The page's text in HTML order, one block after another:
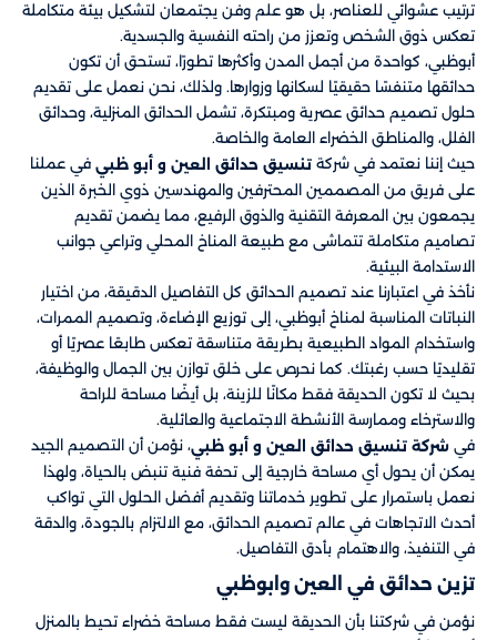
ترتيب عشوائي للعناصر، بل هو علم وفن يجتمعان لتشكيل بيئة متكاملة
تعكس ذوق الشخص وتعزز من راحته النفسية والجسدية.
أبوظبي، كواحدة من أجمل المدن وأكثرها تطورًا، تستحق أن تكون
حدائقها متنفسًا حقيقيًا لسكانها وزوارها. ولذلك، نحن نعمل على تقديم
حلول تصميم حدائق عصرية ومبتكرة، تشمل الحدائق المنزلية، وحدائق
الفلل، والمناطق الخضراء العامة والخاصة.
حيث إننا نعتمد في شركة تنسيق حدائق العين و أبو ظبي ​​ في عملنا
على فريق من المصممين المحترفين والمهندسين ذوي الخبرة الذين
يجمعون بين المعرفة التقنية والذوق الرفيع، مما يضمن تقديم
تصاميم متكاملة تتماشى مع طبيعة المناخ المحلي وتراعي جوانب
الاستدامة البيئية.
نأخذ في اعتبارنا عند تصميم الحدائق كل التفاصيل الدقيقة، من اختيار
النباتات المناسبة لمناخ أبوظبي، إلى توزيع الإضاءة، وتصميم الممرات،
واستخدام المواد الطبيعية بطريقة متناسقة تعكس طابعًا عصريًا أو
تقليديًا حسب رغبتك. كما نحرص على خلق توازن بين الجمال والوظيفة،
بحيث لا تكون الحديقة فقط مكانًا للزينة، بل أيضًا مساحة للراحة
والاسترخاء وممارسة الأنشطة الاجتماعية والعائلية.
في شركة تنسيق حدائق العين و أبو ظبي​​، نؤمن أن التصميم الجيد
يمكن أن يحول أي مساحة خارجية إلى تحفة فنية تنبض بالحياة، ولهذا
نعمل باستمرار على تطوير خدماتنا وتقديم أفضل الحلول التي تواكب
أحدث الاتجاهات في عالم تصميم الحدائق، مع الالتزام بالجودة، والدقة
في التنفيذ، والاهتمام بأدق التفاصيل.
تزين حدائق في العين وابوظبي
نؤمن في شركتنا بأن الحديقة ليست فقط مساحة خضراء تحيط بالمنزل